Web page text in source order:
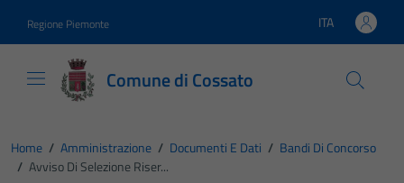
Regione Piemonte Lingua attiva:
ITA
Comune di Cossato
Home / Amministrazione / Documenti E Dati / Bandi Di Concorso
/ Avviso Di Selezione Riser...